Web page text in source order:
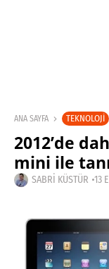
ANA SAYFA TEKNOLOJI
2012’de
mini ile
SABRI KÜSTÜR 13